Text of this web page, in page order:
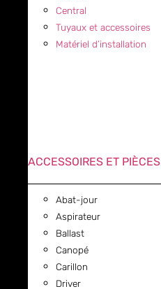
Central
Tuyaux et accessoires
Matériel d’installation
ACCESSOIRES ET PIÈCES
Abat-jour
Aspirateur
Ballast
Canopé
Carillon
Driver